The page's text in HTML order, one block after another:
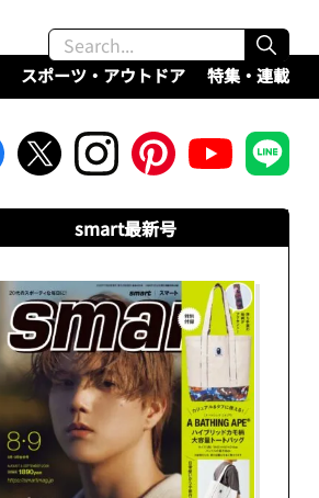
スポーツ・アウトドア 特集・連載
smart最新号